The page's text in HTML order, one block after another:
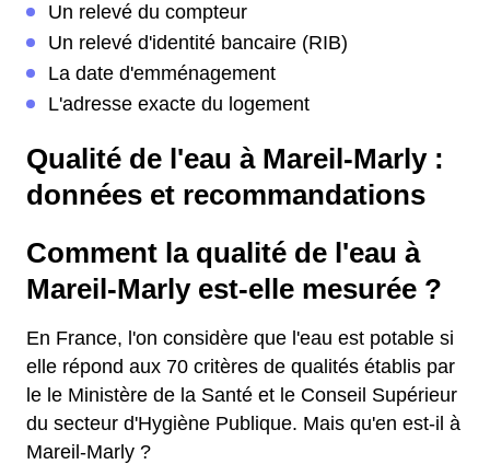
Un relevé du compteur
Un relevé d'identité bancaire (RIB)
La date d'emménagement
L'adresse exacte du logement
Qualité de l'eau à Mareil-Marly :
données et recommandations
Comment la qualité de l'eau à
Mareil-Marly est-elle mesurée ?
En France, l'on considère que l'eau est potable si
elle répond aux 70 critères de qualités établis par
le le Ministère de la Santé et le Conseil Supérieur
du secteur d'Hygiène Publique. Mais qu'en est-il à
Mareil-Marly ?